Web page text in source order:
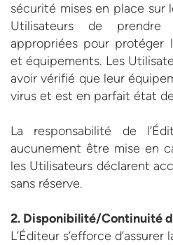
sécurité mises en place sur
Utilisateurs de
appropriées pour protéger
et équipements. Les
avoir vérifié que leur
virus et est en parfait état
La responsabilité de
aucunement être mise en
les Utilisateurs déclarent
sans réserve.
2. Disponibilité/Continuité
L’Éditeur s’efforce